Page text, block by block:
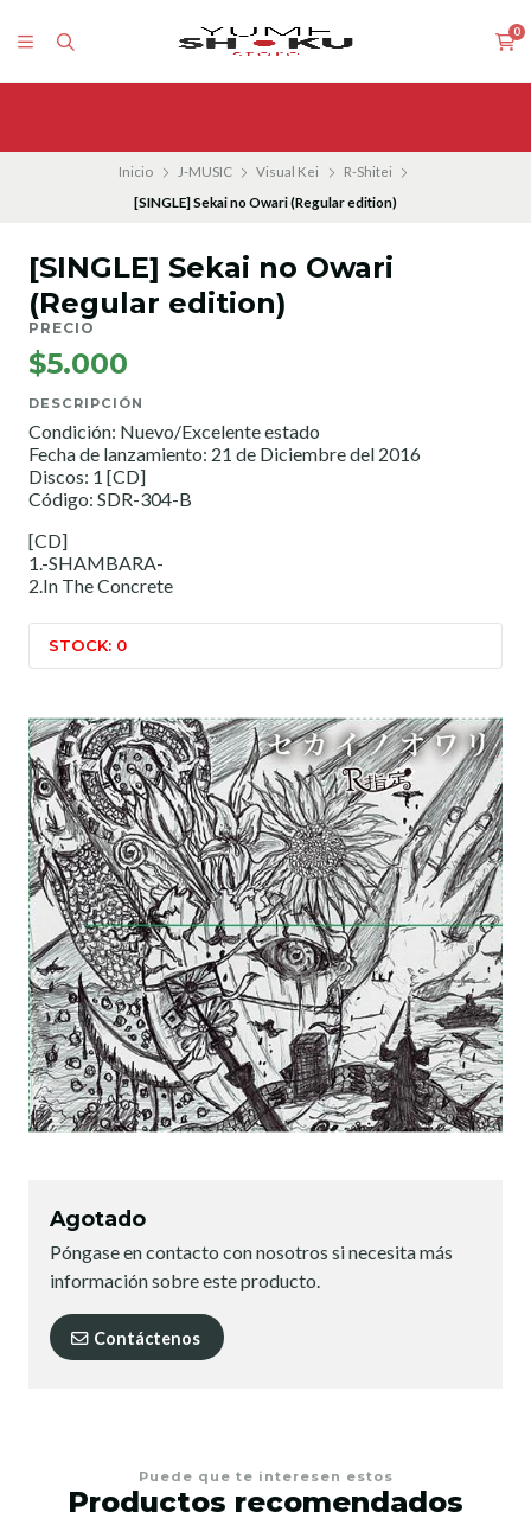
0
Inicio J-MUSIC Visual Kei
R-Shitei
[SINGLE] Sekai no Owari (Regular edition)
[SINGLE] Sekai no Owari
(Regular edition)
PRECIO
$5.000
DESCRIPCIÓN
Condición: Nuevo/Excelente estado
Fecha de lanzamiento: 21 de Diciembre del 2016
Discos: 1 [CD]
Código: SDR-304-B
[CD]
1.-SHAMBARA-
2.In The Concrete
STOCK: 0
Agotado
Póngase en contacto con nosotros si necesita más
información sobre este producto.
Contáctenos
Puede que te interesen estos
Productos recomendados